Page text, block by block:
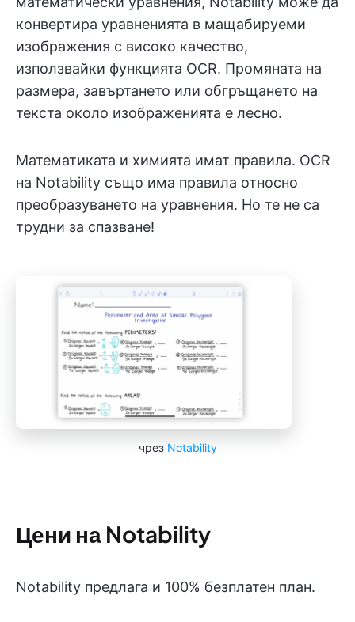
конвертира уравненията в мащабируеми
изображения с високо качество,
използвайки функцията OCR. Промяната на
размера, завъртането или обгръщането на
текста около изображенията е лесно.
Математиката и химията имат правила. OCR
на Notability също има правила относно
преобразуването на уравнения. Но те не са
трудни за спазване!
чрез Notability
Цени на Notability
Notability предлага и 100% безплатен план.